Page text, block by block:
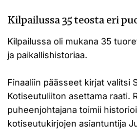
Kilpailussa 35 teosta eri
Kilpailussa oli mukana 35
ja paikallishistoriaa.
Finaaliin päässeet kirjat valitsi
Kotiseutuliiton asettama raati.
puheenjohtajana toimii
kotiseutukirjojen asiantuntija